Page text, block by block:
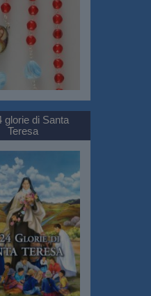
glorie di Santa
Teresa